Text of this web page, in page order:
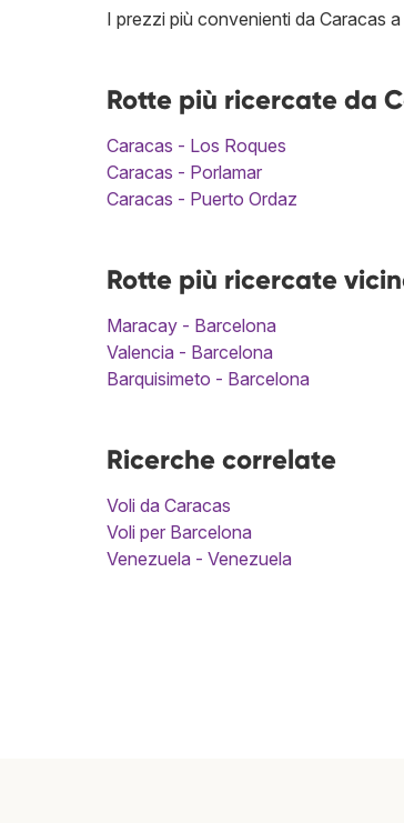
I prezzi più convenienti da Caracas
Rotte più ricercate da
Caracas - Los Roques
Caracas - Porlamar
Caracas - Puerto Ordaz
Rotte più ricercate
Maracay - Barcelona
Valencia - Barcelona
Barquisimeto - Barcelona
Ricerche correlate
Voli da Caracas
Voli per Barcelona
Venezuela - Venezuela